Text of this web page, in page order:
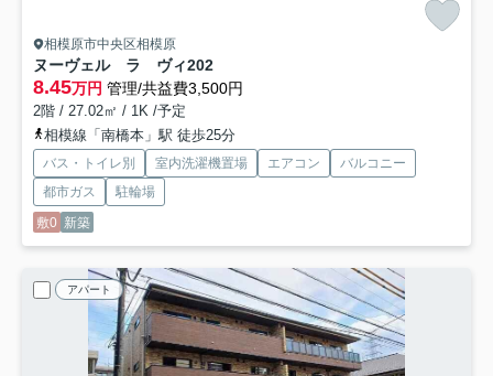
相模原市中央区相模原
ヌーヴェル ラ ヴィ202
8.45万円 管理/共益費3,500円
2階 / 27.02㎡ / 1K /予定
相模線「南橋本」駅 徒歩25分
バス・トイレ別 室内洗濯機置場 エアコン
バルコニー
都市ガス
駐輪場
敷0 新築
アパート